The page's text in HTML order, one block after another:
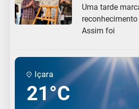
Uma tarde
Assim foi
Içara
21°C